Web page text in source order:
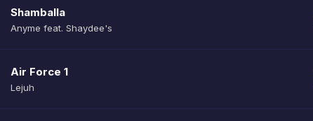
Shamballa
Anyme feat. Shaydee's
Air Force 1
Lejuh